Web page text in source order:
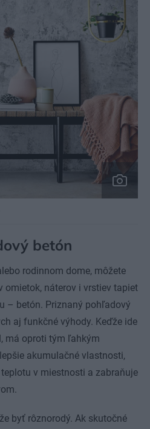
betón
rodinnom dome, môžete
omietok, náterov i vrstiev tapiet
– betón. Priznaný pohľadový
aj funkčné výhody. Keďže ide
má oproti tým ľahkým
akumulačné vlastnosti,
v miestnosti a zabraňuje
byť rôznorodý. Ak skutočné